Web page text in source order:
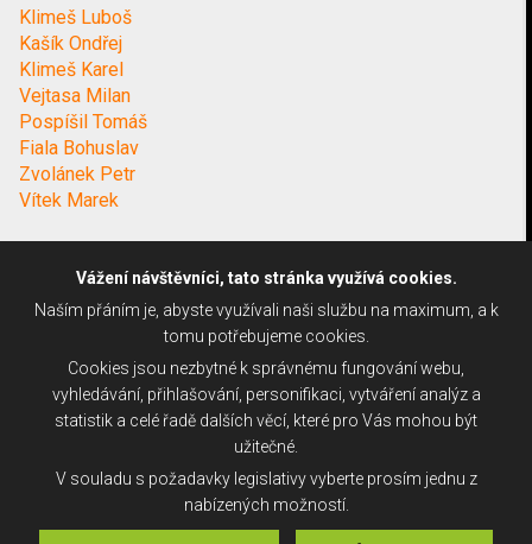
Klimeš Luboš
Kašík Ondřej
Klimeš Karel
Vejtasa Milan
Pospíšil Tomáš
Fiala Bohuslav
Zvolánek Petr
Vítek Marek
Vážení návštěvníci, tato stránka využívá cookies.
Naším přáním je, abyste využívali naši službu na maximum, a k
tomu potřebujeme cookies.
Cookies jsou nezbytné k správnému fungování webu,
vyhledávání, přihlašování, personifikaci, vytváření analýz a
statistik a celé řadě dalších věcí, které pro Vás mohou být
užitečné.
V souladu s požadavky legislativy vyberte prosím jednu z
nabízených možností.